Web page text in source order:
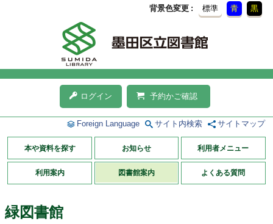
背景色変更 標準 青 黒
ログイン 予約かご確認
Foreign Language サイト内検索 サイトマップ
本や資料を探す お知らせ 利用者メニュー
利用案内 図書館案内 よくある質問
緑図書館